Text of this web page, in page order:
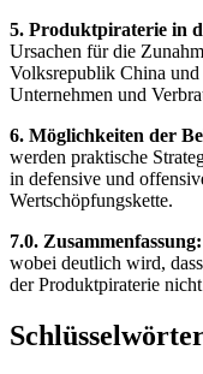
5. Produktpiraterie in
Ursachen für die
Volksrepublik China
Unternehmen und
6. Möglichkeiten der
werden praktische
in defensive und
Wertschöpfungskette.
7.0. Zusammenfassung:
wobei deutlich wird,
der Produktpiraterie